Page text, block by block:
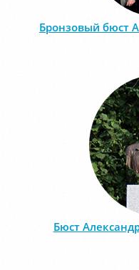
Бронзовый бюст
Бюст